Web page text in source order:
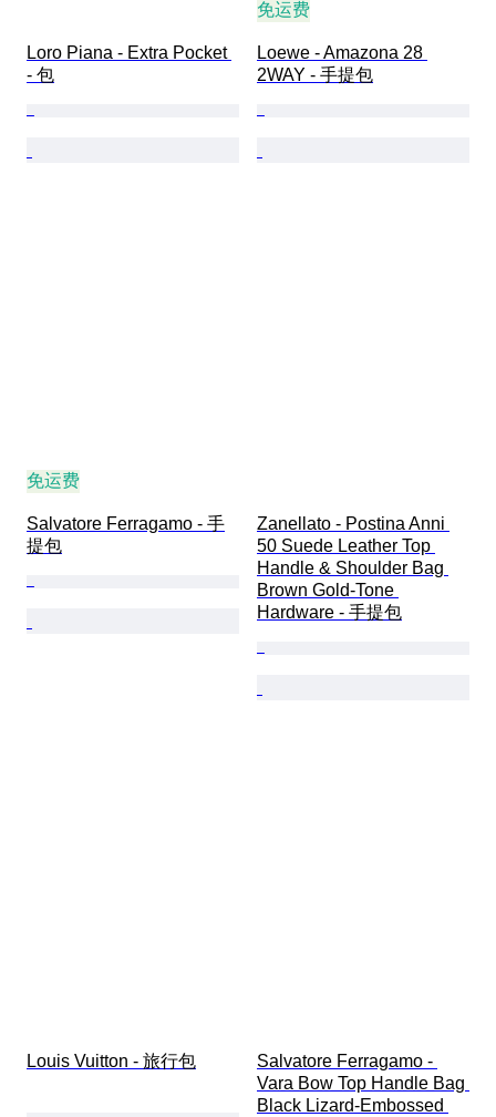
Loro Piana - Extra Pocket
- 包
免运费
Loewe - Amazona 28
2WAY - 手提包
免运费
Salvatore Ferragamo - 手
提包
Zanellato - Postina Anni
50 Suede Leather Top
Handle & Shoulder Bag
Brown Gold-Tone
Hardware - 手提包
Louis Vuitton - 旅行包
Salvatore Ferragamo -
Vara Bow Top Handle Bag
Black Lizard-Embossed